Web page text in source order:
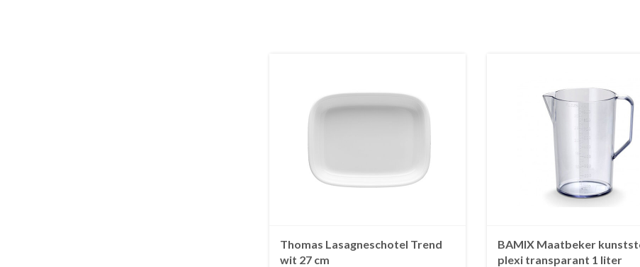
Thomas Lasagneschotel Trend
wit 27 cm
BAMIX Maatbeker
plexi transparant 1 liter